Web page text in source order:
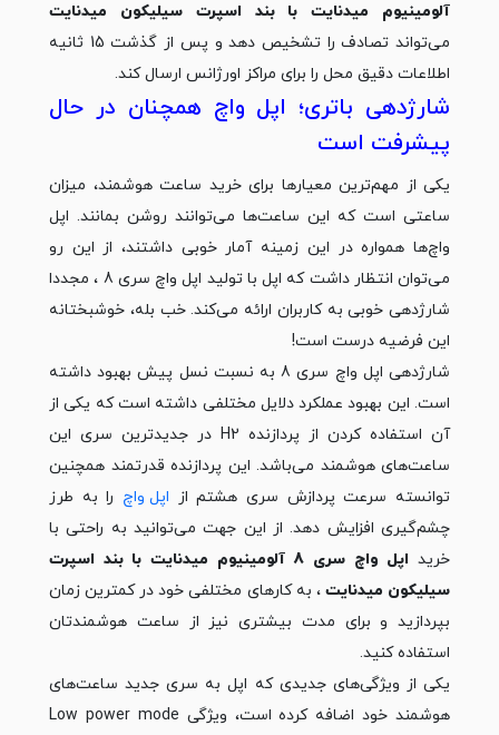
آلومینیوم میدنایت با بند اسپرت سیلیکون میدنایت
می‌تواند تصادف را تشخیص دهد و پس از گذشت 15 ثانیه
اطلاعات دقیق محل‌ را برای مراکز اورژانس ارسال کند.
شارژدهی باتری؛ اپل واچ همچنان در حال
پیشرفت است
یکی از مهم‌ترین معیارها برای خرید ساعت هوشمند، میزان
ساعتی است که این ساعت‌ها می‌توانند روشن بمانند. اپل
واچ‌ها همواره در این زمینه آمار خوبی داشتند، از این رو
می‌توان انتظار داشت که اپل با تولید اپل واچ سری 8 ، مجددا
شارژدهی خوبی به کاربران ارائه می‌کند. خب بله، خوشبختانه
این فرضیه درست است!
شارژدهی اپل واچ سری 8 به نسبت نسل پیش بهبود داشته
است. این بهبود عملکرد دلایل مختلفی داشته است که یکی از
آن استفاده کردن از پردازنده H2 در جدیدترین سری این
ساعت‌های هوشمند می‌باشد. این پردازنده قدرتمند همچنین
توانسته سرعت پردازش سری هشتم از اپل واچ را به طرز
چشم‌گیری افزایش دهد. از این جهت می‌توانید به راحتی با
خرید
اپل واچ سری 8 آلومینیوم میدنایت با بند اسپرت
سیلیکون میدنایت
، به کارهای مختلفی خود در کم‎ترین زمان
بپردازید و برای مدت بیشتری نیز از ساعت هوشمندتان
استفاده کنید.
یکی از ویژگی‌های جدیدی که اپل به سری جدید ساعت‌های
هوشمند خود اضافه کرده است، ویژگی Low power mode